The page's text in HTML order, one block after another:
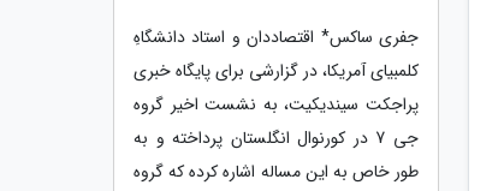
جفری ساکس* اقتصاددان و استاد دانشگاهِ
کلمبیای آمریکا، در گزارشی برای پایگاه خبری
پراجکت سیندیکیت، به نشست اخیر گروه
جی 7 در کورنوال انگلستان پرداخته و به
طور خاص به این مساله اشاره کرده که گروه